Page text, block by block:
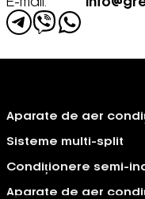
Aparate de aer
Sisteme multi-split
Condiționere semi-
Aparate de aer